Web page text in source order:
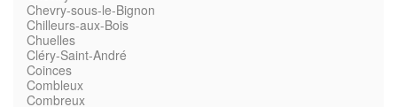
Chevry-sous-le-Bignon
Chilleurs-aux-Bois
Chuelles
Cléry-Saint-André
Coinces
Combleux
Combreux